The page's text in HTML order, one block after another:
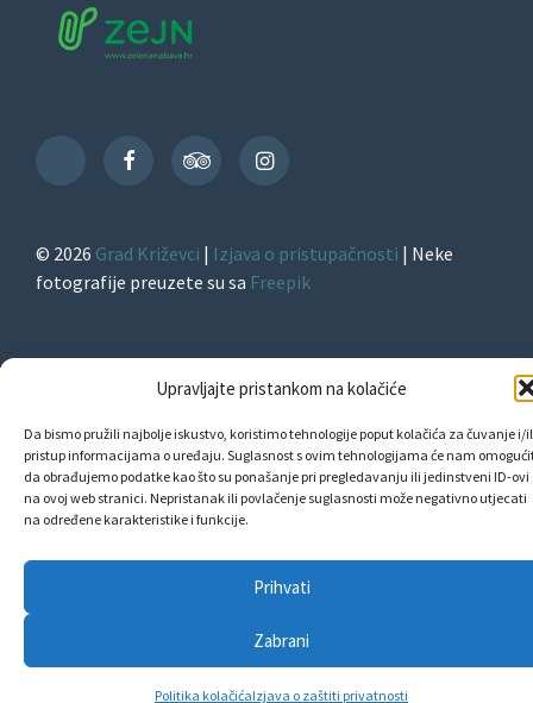
Upravljajte pristankom na kolačiće
Da bismo pružili najbolje iskustvo, koristimo tehnologije poput kolačića za čuvanje i/
pristup informacijama o uređaju. Suglasnost s ovim tehnologijama će nam
da obrađujemo podatke kao što su ponašanje pri pregledavanju ili jedinstveni ID-ovi
na ovoj web stranici. Nepristanak ili povlačenje suglasnosti može negativno utjecati
na određene karakteristike i funkcije.
Prihvati
Zabrani
Politika kolačićaIzjava o zaštiti privatnosti
TikTok
FacebookTripAdvisorInstagram
© 2026 Grad Križevci | Izjava o pristupačnosti | Neke
fotografije preuzete su sa Freepik